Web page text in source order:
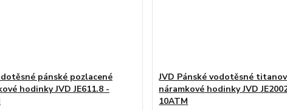
pánské pozlacené
hodinky JVD JE611.8 -
JVD Pánské vodotěsné
náramkové hodinky JVD
10ATM